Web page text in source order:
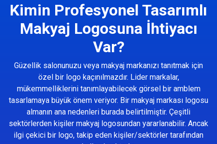
Kimin Profesyonel Tasarımlı
Makyaj Logosuna İhtiyacı
Var?
Güzellik salonunuzu veya makyaj markanızı tanıtmak için
özel bir logo kaçınılmazdır. Lider markalar,
mükemmelliklerini tanımlayabilecek görsel bir amblem
tasarlamaya büyük önem veriyor. Bir makyaj markası logosu
almanın ana nedenleri burada belirtilmiştir. Çeşitli
sektörlerden kişiler makyaj logosundan yararlanabilir. Ancak
ilgi çekici bir logo, takip eden kişiler/sektörler tarafından